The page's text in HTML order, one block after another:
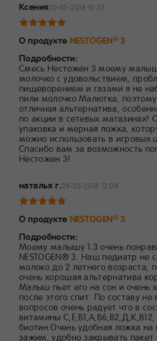
Ксения30-03-2018 10:35
О продукте NESTOGEN®3
Подробности:
Смесь Нестожен 3 моему
молочко с удовольствием,
пищеворением и газами я не
пили молочко Малютка,
отличная альтернатива,
по акции в сетевых магазинах!
упаковка и мерная ложка,
можно использовать в игровых
Спасибо вам за возможность
Нестожен 3!
наталья г.29-03-2018 12:08
О продукте NESTOGEN®3
Подробности:
Моему малышу 1.3 очень
NESTOGEN® 3. Наш педиатр не
молоко до 2 летнего возраста,
очень хорошая альтернатива
Малыш пьет его на сон и очень
после этого спит. По составу не
вопросов очень радует что в
витамины
биотин.Очень удобная ложка на
зажим, удобно закрывать пакет